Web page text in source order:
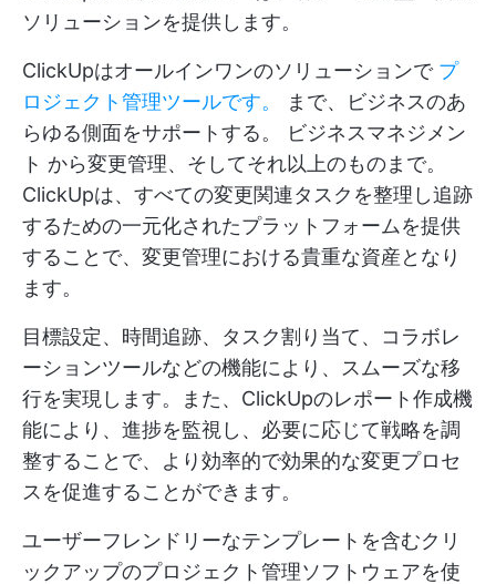
ソリューションを提供します。
ClickUpはオールインワンのソリューションで プ
ロジェクト管理ツールです。
まで、ビジネスのあ
らゆる側面をサポートする。
ビジネスマネジメン
ト から変更管理、そしてそれ以上のものまで。
ClickUpは、すべての変更関連タスクを整理し追跡
するための一元化されたプラットフォームを提供
することで、変更管理における貴重な資産となり
ます。
目標設定、時間追跡、タスク割り当て、コラボレ
ーションツールなどの機能により、スムーズな移
行を実現します。また、ClickUpのレポート作成機
能により、進捗を監視し、必要に応じて戦略を調
整することで、より効率的で効果的な変更プロセ
スを促進することができます。
ユーザーフレンドリーなテンプレートを含むクリ
ックアップのプロジェクト管理ソフトウェアを使